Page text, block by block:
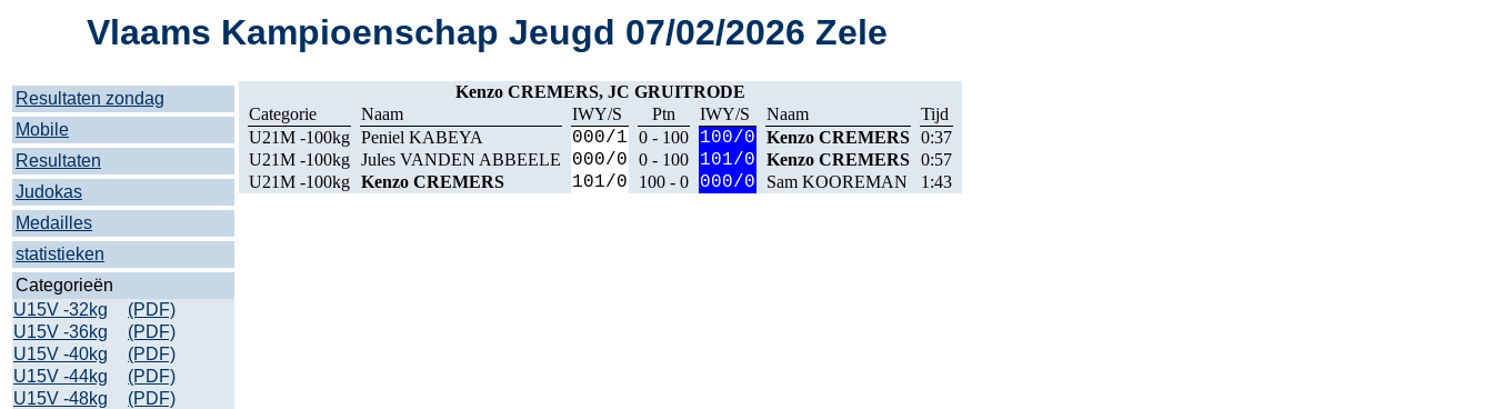
Vlaams Kampioenschap Jeugd 07/02/2026 Zele
Resultaten zondag
Mobile
Resultaten
Judokas
Medailles
statistieken
Categorieën
U15V -32kg
(PDF)
U15V -36kg
(PDF)
U15V -40kg
(PDF)
U15V -44kg
(PDF)
U15V -48kg
(PDF)
Kenzo CREMERS, JC GRUITRODE
Categorie
Naam IWY/S Ptn IWY/S Naam
Tijd
U21M -100kg Peniel KABEYA 000/1 0 - 100 100/0 Kenzo CREMERS 0:37
U21M -100kg Jules VANDEN ABBEELE 000/0 0 - 100 101/0 Kenzo CREMERS 0:57
U21M -100kg Kenzo CREMERS 101/0 100 - 0 000/0 Sam KOOREMAN 1:43